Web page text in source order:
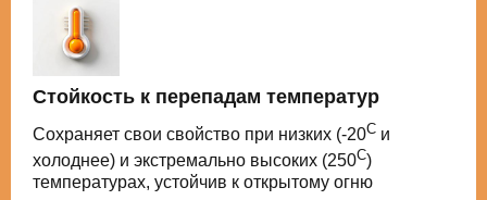
Стойкость к перепадам температур
Сохраняет свои свойство при низких (-20С и
холоднее) и экстремально высоких (250С)
температурах, устойчив к открытому огню